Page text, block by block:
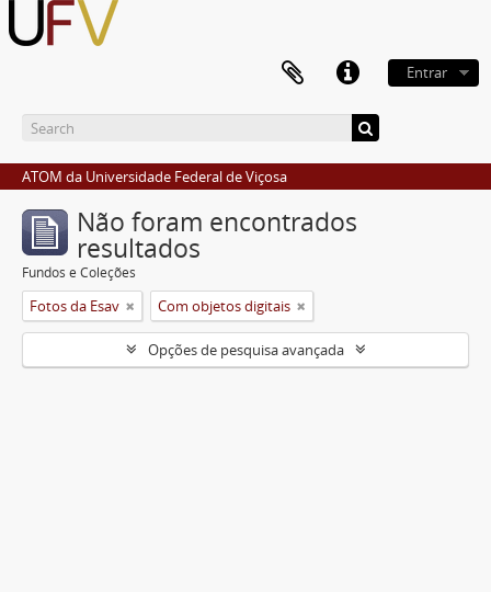
Entrar
ATOM da Universidade Federal de Viçosa
Não foram encontrados
resultados
Fundos e Coleções
Fotos da Esav Com objetos digitais
Opções de pesquisa avançada